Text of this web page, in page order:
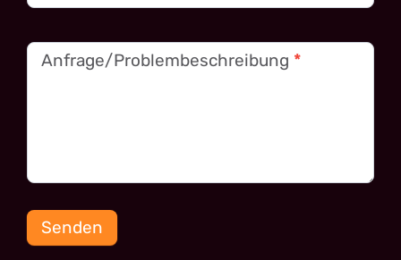
Anfrage/Problembeschreibung *
Senden